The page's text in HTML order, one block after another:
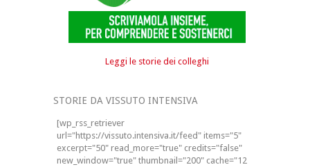
Leggi le storie dei colleghi
STORIE DA VISSUTO INTENSIVA
[wp_rss_retriever
url="https://vissuto.intensiva.it/feed" items="5"
excerpt="50" read_more="true" credits="false"
new_window="true" thumbnail="200" cache="12